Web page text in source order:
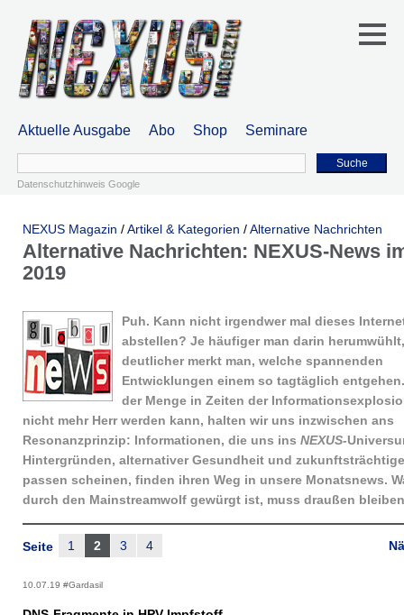
Aktuelle Ausgabe Abo Shop Seminare
Suche
Datenschutzhinweis Google
NEXUS Magazin /Artikel & Kategorien /Alternative Nachrichten
Alternative Nachrichten: NEXUS-News
2019
Puh. Kann nicht irgendwer mal dieses
abstellen? Je häufiger man darin
deutlicher merkt man, welche spannenden
Entwicklungen einem so tagtäglich
der Menge in Zeiten der
nicht mehr Herr werden kann, halten wir uns inzwischen ans
Resonanzprinzip: Informationen, die uns ins NEXUS-
Hintergründen, alternativer Gesundheit und
passen scheinen, finden ihren Weg in unsere Monatsnews.
durch den Mainstreamwolf gewürgt ist, muss draußen
Seite 1 2 3 4
10.07.19 #Gardasil